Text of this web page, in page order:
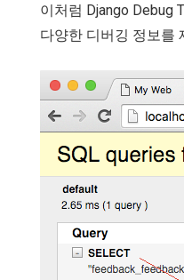
이처럼 Django Debug
다양한 디버깅 정보를